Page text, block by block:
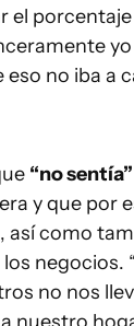
el
eso no iba a
“no sentía”
y que por
así como
negocios.
no nos